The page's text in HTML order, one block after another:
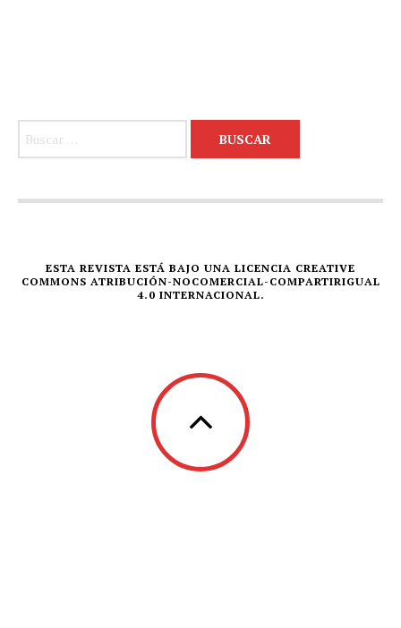
ESTA REVISTA ESTÁ BAJO UNA LICENCIA CREATIVE
COMMONS ATRIBUCIÓN-NOCOMERCIAL-COMPARTIRIGUAL
4.0 INTERNACIONAL.